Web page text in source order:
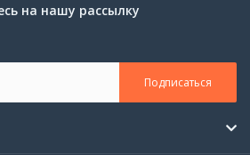
на нашу рассылку
Подписаться